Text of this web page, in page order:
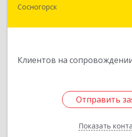
Сосногорск
Клиентов на
Отправить
Показать
169500, Коми Респ,
Отправить
Назад